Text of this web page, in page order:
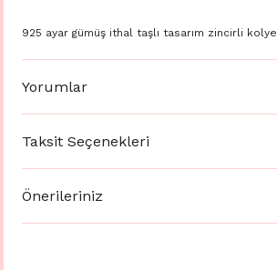
925 ayar gümüş ithal taşlı tasarım zincirli kolye
Yorumlar
Taksit Seçenekleri
Önerileriniz